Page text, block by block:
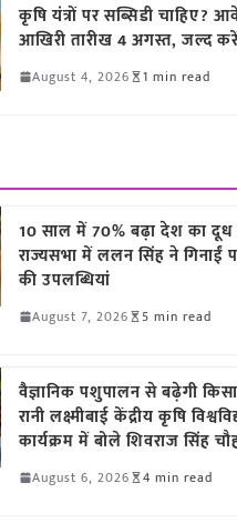
कृषि यंत्रों पर सब्सिडी चाहिए?
आखिरी तारीख 4 अगस्त, जल्द
August 4, 2026 1 min read
10 साल में 70% बढ़ा देश का दूध
राज्यसभा में ललन सिंह ने गिनाईं
की उपलब्धियां
August 7, 2026 5 min read
वैज्ञानिक पशुपालन से बढ़ेगी
रानी लक्ष्मीबाई केंद्रीय कृषि
कार्यक्रम में बोले शिवराज सिंह
August 6, 2026 4 min read